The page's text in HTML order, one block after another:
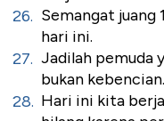
Semangat juang
hari ini.
Jadilah pemuda
bukan
Hari ini kita